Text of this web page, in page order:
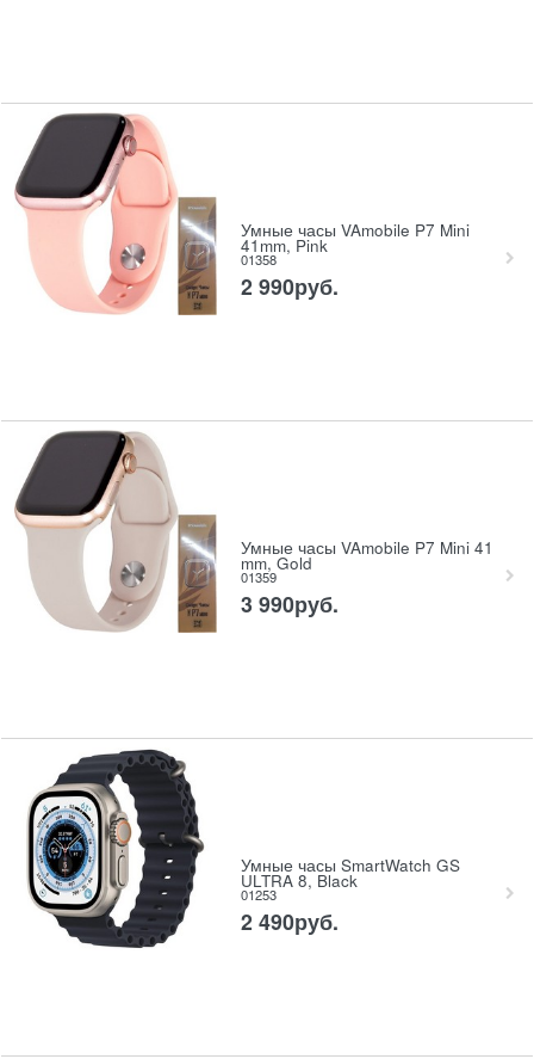
Умные часы VAmobile P7 Mini
41mm, Pink
01358
2 990руб.
Умные часы VAmobile P7 Mini 41
mm, Gold
01359
3 990руб.
Умные часы SmartWatch GS
ULTRA 8, Black
01253
2 490руб.